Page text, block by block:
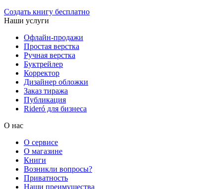
Создать книгу бесплатно
Наши услуги
Офлайн-продажи
Простая верстка
Ручная верстка
Буктрейлер
Корректор
Дизайнер обложки
Заказ тиража
Публикация
Rideró для бизнеса
О нас
О сервисе
О магазине
Книги
Возникли вопросы?
Приватность
Наши преимущества